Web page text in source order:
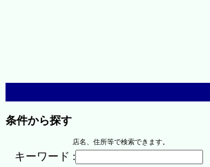
条件から探す
店名、住所等で検索できます。
キーワード :